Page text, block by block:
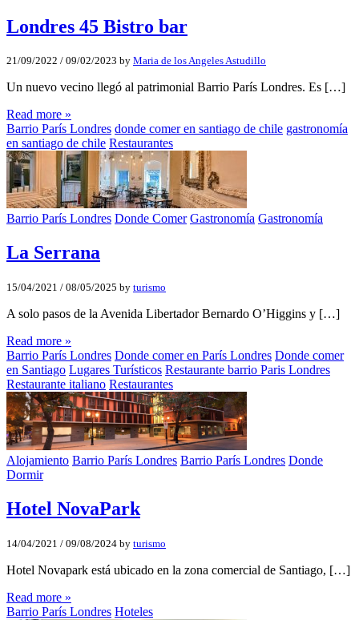
Londres 45 Bistro bar
21/09/2022 / 09/02/2023 by Maria de los Angeles Astudillo
Un nuevo vecino llegó al patrimonial Barrio París Londres. Es […]
Read more »
Barrio París Londres donde comer en santiago de chile gastronomía
en santiago de chile Restaurantes
Barrio París Londres Donde Comer Gastronomía Gastronomía
La Serrana
15/04/2021 / 08/05/2025 by turismo
A solo pasos de la Avenida Libertador Bernardo O’Higgins y […]
Read more »
Barrio París Londres Donde comer en París Londres Donde comer
en Santiago Lugares Turísticos Restaurante barrio Paris Londres
Restaurante italiano Restaurantes
Alojamiento Barrio París Londres Barrio París Londres Donde
Dormir
Hotel NovaPark
14/04/2021 / 09/08/2024 by turismo
Hotel Novapark está ubicado en la zona comercial de Santiago, […]
Read more »
Barrio París Londres Hoteles